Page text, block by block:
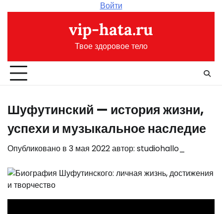
Войти
vip-hata.ru
Твое здоровое тело
Шуфутинский — история жизни,
успехи и музыкальное наследие
Опубликовано в 3 мая 2022автор: studiohallo_